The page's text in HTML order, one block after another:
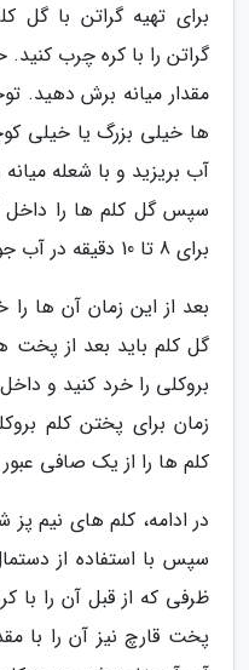
برای تهیه گراتن با
گراتن را با کره چرب
مقدار میانه برش دهید.
ها خیلی بزرگ یا خیلی
آب بریزید و با شعله
سپس گل کلم ها را داخل
برای 8 تا 10 دقیقه در آب جوش پخته گردد.
بعد از این زمان آن ها
گل کلم باید بعد از
زمان برای پختن کلم
کلم ها را از یک صافی
در ادامه، کلم های نیم
سپس با استفاده از
ظرفی که از قبل آن را با
پخت قارچ نیز آن را با